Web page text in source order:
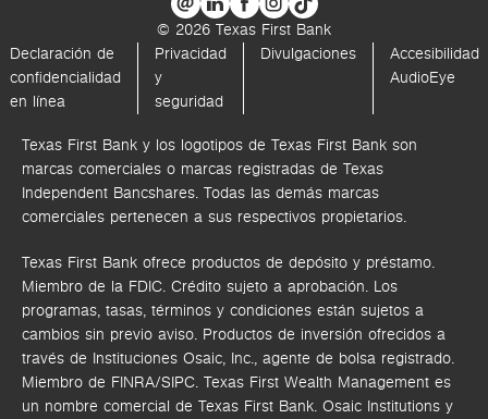
© 2026 Texas First Bank
Declaración de
confidencialidad
en línea
Privacidad
y
seguridad
Divulgaciones
Accesibilidad
AudioEye
Texas First Bank y los logotipos de Texas First Bank son
marcas comerciales o marcas registradas de Texas
Independent Bancshares. Todas las demás marcas
comerciales pertenecen a sus respectivos propietarios.
Texas First Bank ofrece productos de depósito y préstamo.
Miembro de la FDIC. Crédito sujeto a aprobación. Los
programas, tasas, términos y condiciones están sujetos a
cambios sin previo aviso. Productos de inversión ofrecidos a
través de Instituciones Osaic, Inc., agente de bolsa registrado.
Miembro de FINRA/SIPC. Texas First Wealth Management es
un nombre comercial de Texas First Bank. Osaic Institutions y